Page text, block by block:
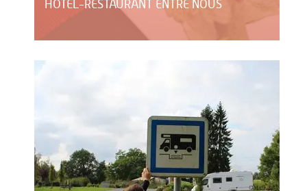
HÔTEL-RESTAURANT ENTRE NOUS